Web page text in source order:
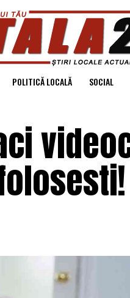
POLITICĂ LOCALĂ SOCIAL